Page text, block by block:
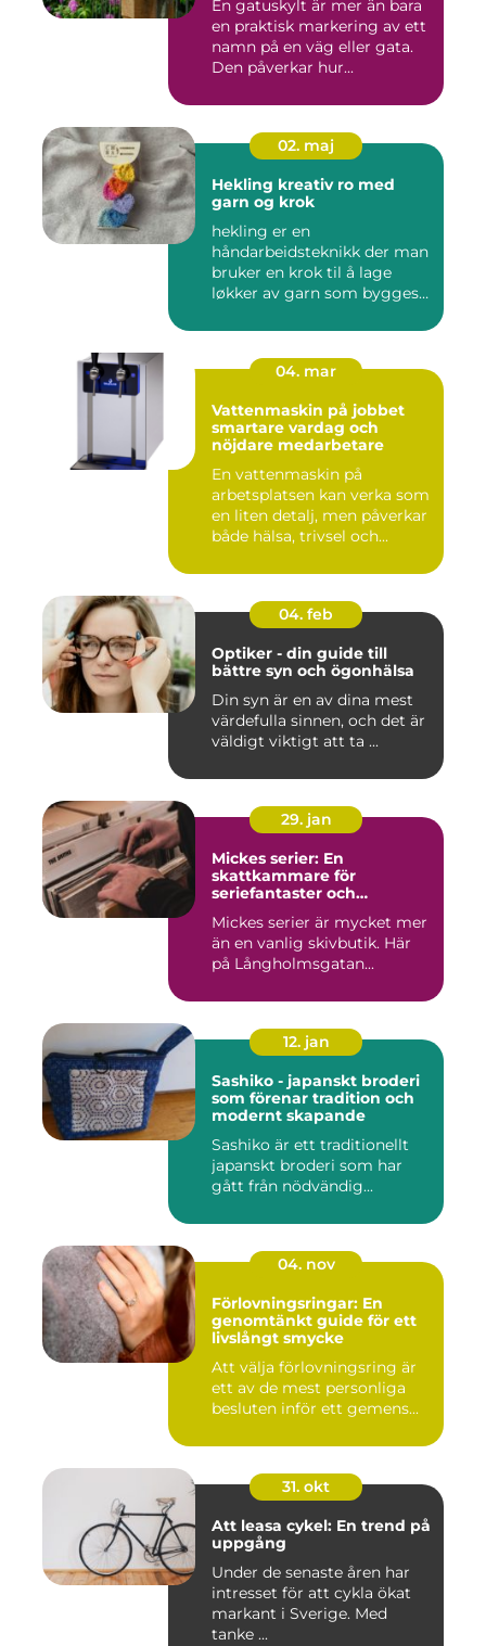
En gatuskylt är mer än bara
en praktisk markering av ett
namn på en väg eller gata.
Den påverkar hur...
02. maj
Hekling kreativ ro med
garn og krok
hekling er en
håndarbeidsteknikk der man
bruker en krok til å lage
løkker av garn som bygges
04. mar
Vattenmaskin på jobbet
smartare vardag och
nöjdare medarbetare
En vattenmaskin på
arbetsplatsen kan verka som
en liten detalj, men påverkar
både hälsa, trivsel och...
04. feb
Optiker - din guide till
bättre syn och ögonhälsa
Din syn är en av dina mest
värdefulla sinnen, och det är
väldigt viktigt att ta ...
29. jan
Mickes serier: En
skattkammare för
seriefantaster och
Mickes serier är mycket mer
än en vanlig skivbutik. Här
på Långholmsgatan...
12. jan
Sashiko - japanskt broderi
som förenar tradition och
modernt skapande
Sashiko är ett traditionellt
japanskt broderi som har
gått från nödvändig...
04. nov
Förlovningsringar: En
genomtänkt guide för ett
livslångt smycke
Att välja förlovningsring är
ett av de mest personliga
besluten inför ett gemens...
31. okt
Att leasa cykel: En trend på
uppgång
Under de senaste åren har
intresset för att cykla ökat
markant i Sverige. Med
tanke ...